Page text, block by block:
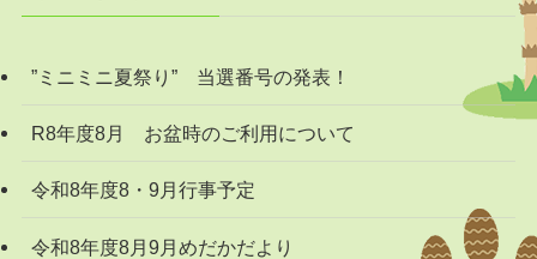
”ミニミニ夏祭り” 当選番号の発表！
R8年度8月 お盆時のご利用について
令和8年度8・9月行事予定
令和8年度8月9月めだかだより